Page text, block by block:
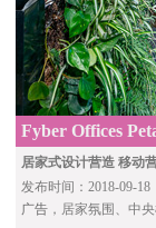
Fyber Offices
Studio
居家式设计营造 移动
发布时间：2018-09-18
广告 ，居家氛围、中